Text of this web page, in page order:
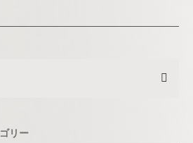
リー